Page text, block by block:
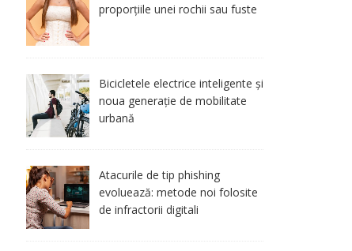
proporțiile unei rochii sau fuste
Bicicletele electrice inteligente și
noua generație de mobilitate
urbană
Atacurile de tip phishing
evoluează: metode noi folosite
de infractorii digitali